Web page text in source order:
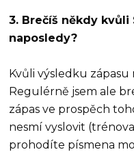
3. Brečíš někdy
naposledy?
Kvůli výsledku zápasu
Regulérně jsem ale
zápas ve prospěch
nesmí vyslovit
prohodíte písmena